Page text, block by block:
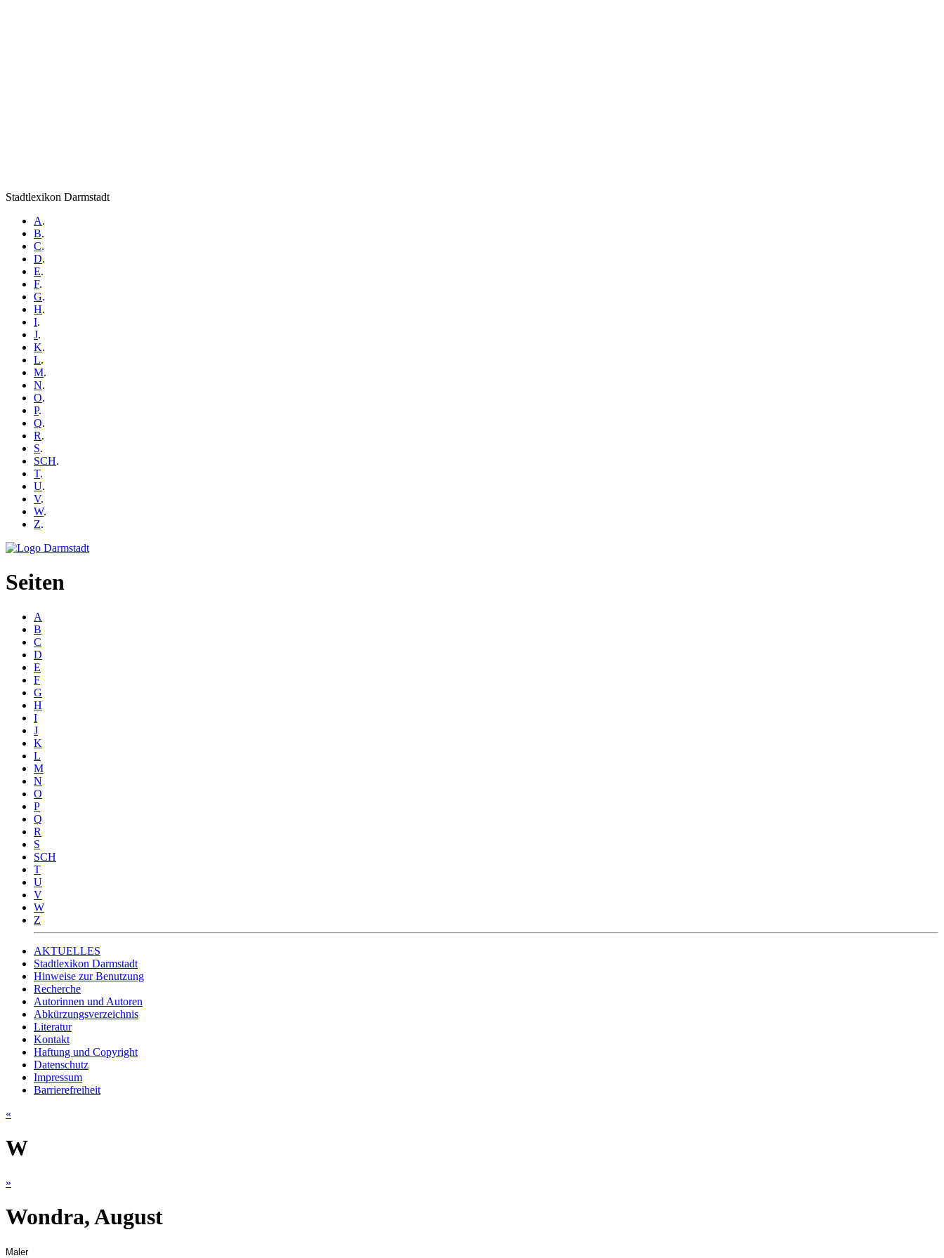
Stadtlexikon Darmstadt
A.
B.
C.
D.
E.
F.
G.
H.
I.
J.
K.
L.
M.
N.
O.
P.
Q.
R.
S.
SCH.
T.
U.
V.
W.
Z.
Seiten
A
B
C
D
E
F
G
H
I
J
K
L
M
N
O
P
Q
R
S
SCH
T
U
V
W
Z
AKTUELLES
Stadtlexikon Darmstadt
Hinweise zur Benutzung
Recherche
Autorinnen und Autoren
Abkürzungsverzeichnis
Literatur
Kontakt
Haftung und Copyright
Datenschutz
Impressum
Barrierefreiheit
«
W
»
Wondra, August
Maler